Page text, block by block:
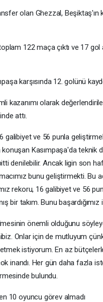
olan Ghezzal, Beşiktaş'ın
122 maça çıktı ve 17 gol
karşısında 12. golünü
kazanımı olarak
attı.
galibiyet ve 56 punla
konuşan Kasımpaşa'da teknik
denilebilir. Ancak ligin son
bunu geliştirmekti. Bu
rekoru, 16 galibiyet ve 56
bir takım. Bunu
önemli olduğunu
Onlar için de mutluyum
istiyorum. En az
inandı. Her gün daha fazla
bulundu.
10 oyuncu görev almadı